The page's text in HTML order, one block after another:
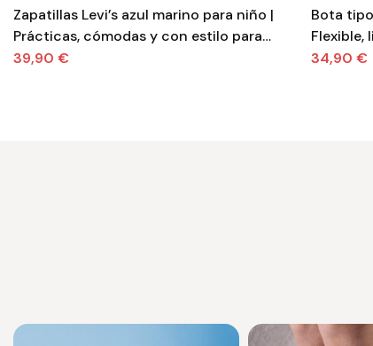
Zapatillas Levi’s azul marino para niño |
Prácticas, cómodas y con estilo para
cada día
39,90 €
Bota
Flexible,
34,90 €